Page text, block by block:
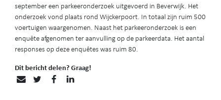
september een parkeeronderzoek uitgevoerd in Beverwijk. Het
onderzoek vond plaats rond Wijckerpoort. In totaal zijn ruim 500
voertuigen waargenomen. Naast het parkeeronderzoek is een
enquête afgenomen ter aanvulling op de parkeerdata. Het aantal
responses op deze enquêtes was ruim 80.
Dit bericht delen? Graag!